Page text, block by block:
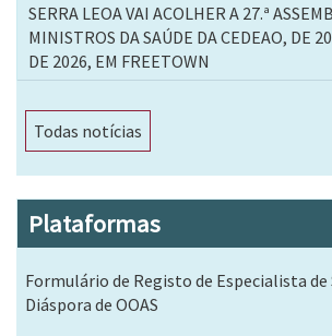
SERRA LEOA VAI ACOLHER A 27.ª
MINISTROS DA SAÚDE DA CEDEAO, DE
DE 2026, EM FREETOWN
Todas notícias
Plataformas
Formulário de Registo de Especialista de
Diáspora de OOAS